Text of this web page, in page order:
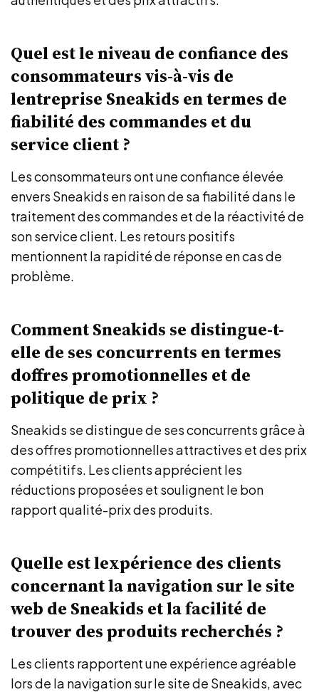
Quel est le niveau de confiance des
consommateurs vis-à-vis de
lentreprise Sneakids en termes de
fiabilité des commandes et du
service client ?
Les consommateurs ont une confiance élevée
envers Sneakids en raison de sa fiabilité dans le
traitement des commandes et de la réactivité de
son service client. Les retours positifs
mentionnent la rapidité de réponse en cas de
problème.
Comment Sneakids se distingue-t-
elle de ses concurrents en termes
doffres promotionnelles et de
politique de prix ?
Sneakids se distingue de ses concurrents grâce à
des offres promotionnelles attractives et des prix
compétitifs. Les clients apprécient les
réductions proposées et soulignent le bon
rapport qualité-prix des produits.
Quelle est lexpérience des clients
concernant la navigation sur le site
web de Sneakids et la facilité de
trouver des produits recherchés ?
Les clients rapportent une expérience agréable
lors de la navigation sur le site de Sneakids, avec